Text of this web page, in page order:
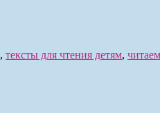
, тексты для чтения детям,